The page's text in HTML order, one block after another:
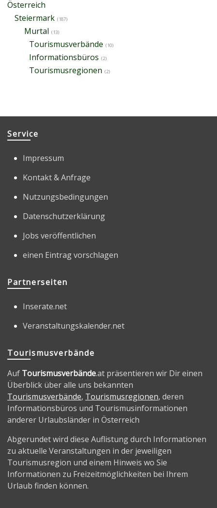
Österreich
Steiermark (187)
Murtal (13)
Tourismusverbände (10)
Informationsbüros (2)
Tourismusregionen (2)
Service
Impressum
Kontakt & Anfrage
Nutzungsbedingungen
Datenschutzerklärung
Jobs veröffentlichen
einen Eintrag vorschlagen
Partnerseiten
Inserate.net
Veranstaltungskalender.net
Tourismusverbände
Auf Tourismusverbände.at präsentieren wir Dir einen
Überblick über alle uns bekannten
Tourismusverbände, Tourismusregionen, deren
Informationsbüros und Tourismusinformationen
anderer Urlaubsländer in Österreich
Abgerundet wird diese Auflistung durch Informationen
zu aktuelle Veranstaltungen in der jeweiligen
Tourismusregion und einem Hinweis wo Sie
Informationen zu Freizeitmöglichkeiten bei Ihrem
Urlaub finden können.